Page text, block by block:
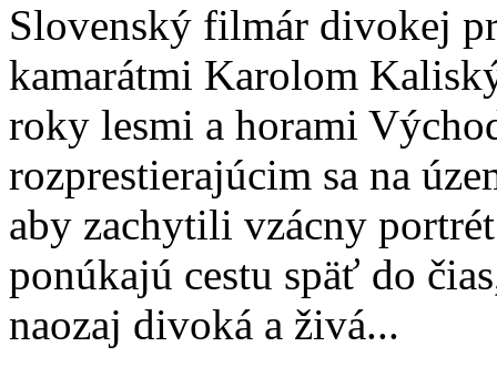
Slovenský filmár divokej
kamarátmi Karolom
roky lesmi a horami
rozprestierajúcim sa na
aby zachytili vzácny
ponúkajú cestu späť do
naozaj divoká a živá...